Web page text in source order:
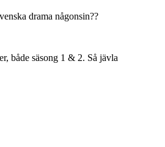
drama någonsin??
både säsong 1 & 2. Så jävla